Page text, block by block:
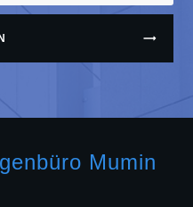
Mumin